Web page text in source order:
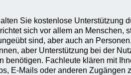
Sie kostenlose Unterstützung
sich vor allem an Menschen,
sind, aber auch an Personen,
aber Unterstützung bei der
benötigen. Fachleute klären mit
E-Mails oder anderen Zugängen